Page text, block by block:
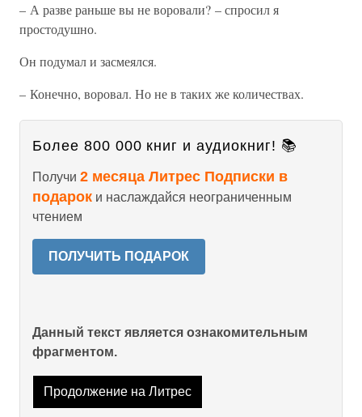
– А разве раньше вы не воровали? – спросил я
простодушно.
Он подумал и засмеялся.
– Конечно, воровал. Но не в таких же количествах.
Более 800 000 книг и аудиокниг! 📚
Получи 2 месяца Литрес Подписки в
подарок и наслаждайся неограниченным
чтением
ПОЛУЧИТЬ ПОДАРОК
Данный текст является ознакомительным
фрагментом.
Продолжение на Литрес